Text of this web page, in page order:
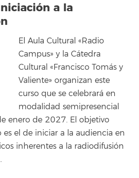
a la
El Aula Cultural «Radio
Campus» y la Cátedra
Cultural «Francisco Tomás y
Valiente» organizan este
curso que se celebrará en
modalidad semipresencial
enero de 2027. El objetivo
el de iniciar a la audiencia en
inherentes a la radiodifusión